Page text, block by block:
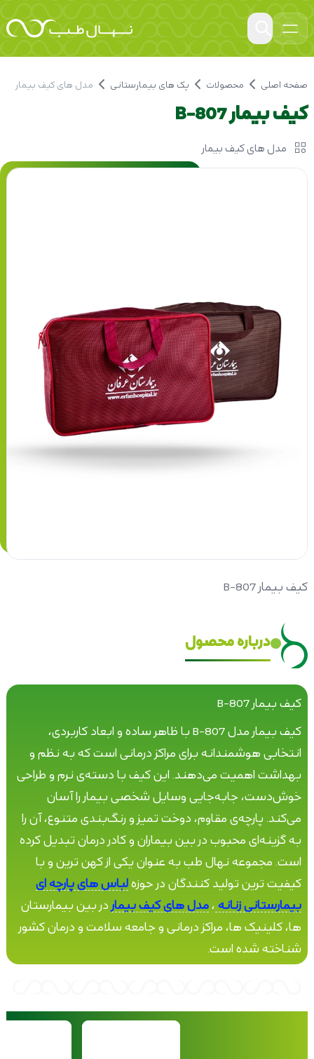
صفحه اصلی محصولات پک های بیمارستانی مدل های کیف بیمار
کیف بیمار B-807
مدل های کیف بیمار
کیف بیمار B-807
درباره محصول
کیف بیمار B-807
کیف بیمار مدل B-807 با ظاهر ساده و ابعاد کاربردی،
انتخابی هوشمندانه برای مراکز درمانی است که به نظم و
بهداشت اهمیت می‌دهند. این کیف با دسته‌ی نرم و طراحی
خوش‌دست، جابه‌جایی وسایل شخصی بیمار را آسان
می‌کند. پارچه‌ی مقاوم، دوخت تمیز و رنگ‌بندی متنوع، آن را
به گزینه‌ای محبوب در بین بیماران و کادر درمان تبدیل کرده
است. مجموعه نهال طب به عنوان یکی از کهن ترین و با
کیفیت ترین تولید کنندگان در حوزهلباس های پارچه ای
بیمارستانی زنانه ، مدل های کیف بیمار در بین بیمارستان
ها، کلینیک ها، مراکز درمانی و جامعه سلامت و درمان کشور
شناخته شده است.